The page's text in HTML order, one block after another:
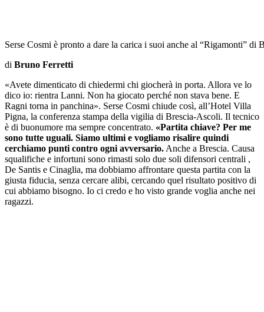
Serse Cosmi è pronto a dare la carica i suoi anche al “Rigamonti” di
di Bruno Ferretti
«Avete dimenticato di chiedermi chi giocherà in porta. Allora ve lo
dico io: rientra Lanni. Non ha giocato perché non stava bene. E
Ragni torna in panchina». Serse Cosmi chiude così, all’Hotel Villa
Pigna, la conferenza stampa della vigilia di Brescia-Ascoli. Il tecnico
è di buonumore ma sempre concentrato. «Partita chiave? Per me
sono tutte uguali. Siamo ultimi e vogliamo risalire quindi
cerchiamo punti contro ogni avversario. Anche a Brescia. Causa
squalifiche e infortuni sono rimasti solo due soli difensori centrali ,
De Santis e Cinaglia, ma dobbiamo affrontare questa partita con la
giusta fiducia, senza cercare alibi, cercando quel risultato positivo di
cui abbiamo bisogno. Io ci credo e ho visto grande voglia anche nei
ragazzi.